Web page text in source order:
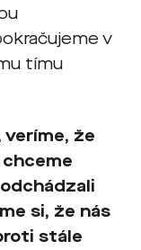
v
tímu
veríme, že
si, že nás
stále